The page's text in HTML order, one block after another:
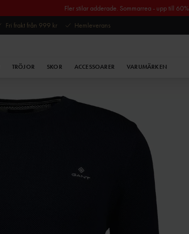
Fler stilar adderade. Sommarrea - upp till 60%
Fri frakt från 999 kr Hemleverans
TRÖJOR SKOR ACCESSOARER VARUMÄRKEN